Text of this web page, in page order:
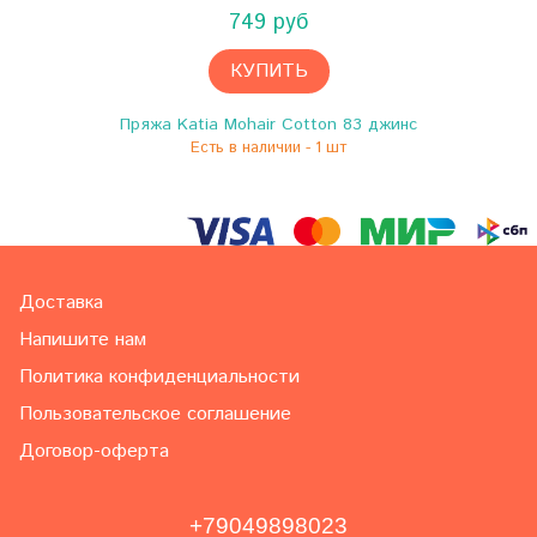
749 руб
КУПИТЬ
Пряжа Katia Mohair Cotton 83 джинс
Есть в наличии - 1 шт
Доставка
Напишите нам
Политика конфиденциальности
Пользовательское соглашение
Договор-оферта
+79049898023